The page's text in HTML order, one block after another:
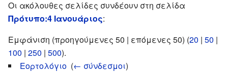
Οι ακόλουθες σελίδες συνδέουν στη σελίδα
Πρότυπο:4 Ιανουάριος:
Εμφάνιση (προηγούμενες 50 | επόμενες 50) (20 | 50 |
100 | 250 | 500).
Εορτολόγιο (← σύνδεσμοι)